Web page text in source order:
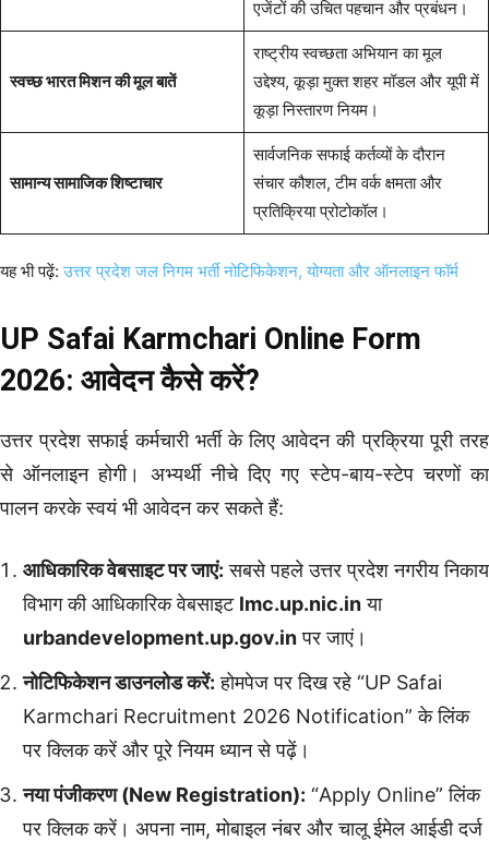
एजेंटों की उचित पहचान और प्रबंधन।
स्वच्छ भारत मिशन की मूल बातें
राष्ट्रीय स्वच्छता अभियान का मूल
उद्देश्य, कूड़ा मुक्त शहर मॉडल और यूपी में
कूड़ा निस्तारण नियम।
सामान्य सामाजिक शिष्टाचार
सार्वजनिक सफाई कर्तव्यों के दौरान
संचार कौशल, टीम वर्क क्षमता और
प्रतिक्रिया प्रोटोकॉल।
यह भी पढ़ें:उत्तर प्रदेश जल निगम भर्ती नोटिफिकेशन, योग्यता और ऑनलाइन फॉर्म
UP Safai Karmchari Online Form
2026: आवेदन कैसे करें?
उत्तर प्रदेश सफाई कर्मचारी भर्ती के लिए आवेदन की प्रक्रिया पूरी तरह
से ऑनलाइन होगी। अभ्यर्थी नीचे दिए गए स्टेप-बाय-स्टेप चरणों का
पालन करके स्वयं भी आवेदन कर सकते हैं:
आधिकारिक वेबसाइट पर जाएं: सबसे पहले उत्तर प्रदेश नगरीय निकाय
विभाग की आधिकारिक वेबसाइट lmc.up.nic.inया
urbandevelopment.up.gov.inपर जाएं।
नोटिफिकेशन डाउनलोड करें: होमपेज पर दिख रहे “UP Safai
Karmchari Recruitment 2026 Notification” के लिंक
पर क्लिक करें और पूरे नियम ध्यान से पढ़ें।
नया पंजीकरण (New Registration): “Apply Online” लिंक
पर क्लिक करें। अपना नाम, मोबाइल नंबर और चालू ईमेल आईडी दर्ज